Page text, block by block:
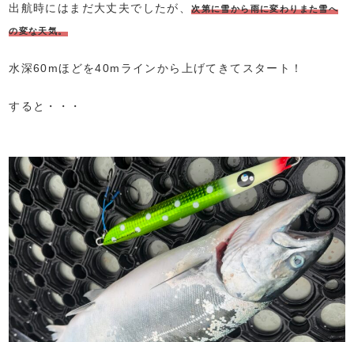
出航時にはまだ大丈夫でしたが、次第に雪から雨に変わりまた雪へ
の変な天気。
水深60mほどを40mラインから上げてきてスタート！
すると・・・